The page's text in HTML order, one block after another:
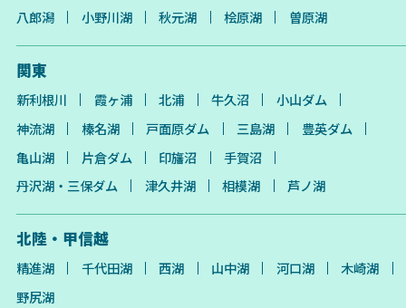
八郎潟 小野川湖 秋元湖 桧原湖 曽原湖
関東
新利根川 霞ヶ浦 北浦 牛久沼
小山ダム
神流湖
榛名湖 戸面原ダム 三島湖
豊英ダム
亀山湖
片倉ダム 印旛沼
手賀沼
丹沢湖・三保ダム
津久井湖 相模湖 芦ノ湖
北陸・甲信越
精進湖 千代田湖 西湖 山中湖 河口湖
木崎湖
野尻湖